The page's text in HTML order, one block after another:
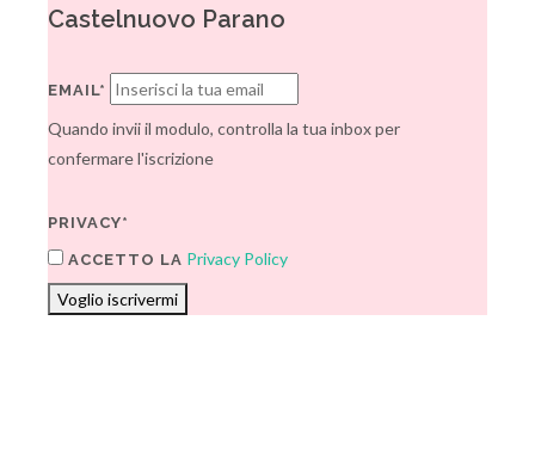
Castelnuovo Parano
EMAIL*
Quando invii il modulo, controlla la tua inbox per
confermare l'iscrizione
PRIVACY*
ACCETTO LA Privacy Policy
Voglio iscrivermi